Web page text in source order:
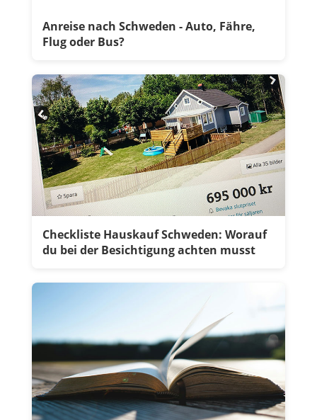
Anreise nach Schweden - Auto, Fähre,
Flug oder Bus?
Checkliste Hauskauf Schweden: Worauf
du bei der Besichtigung achten musst